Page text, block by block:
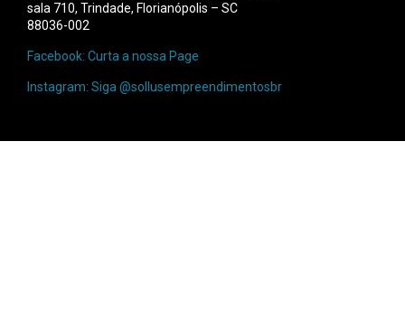
sala 710, Trindade, Florianópolis – SC
88036-002
Facebook: Curta a nossa Page
Instagram: Siga @sollusempreendimentosbr